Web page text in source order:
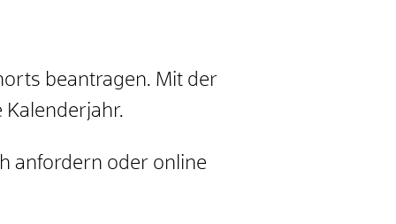
beantragen. Mit der
Kalenderjahr.
anfordern oder online